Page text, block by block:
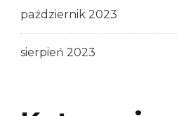
październik 2023
sierpień 2023